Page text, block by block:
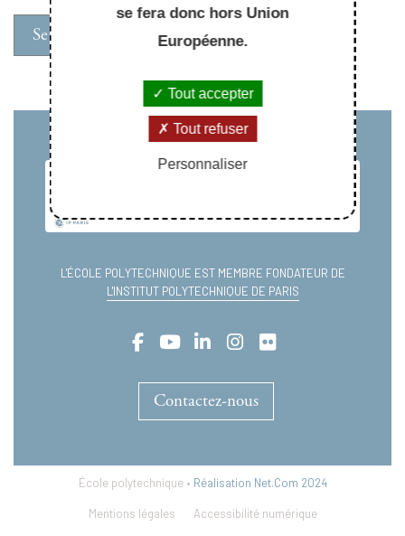
L'ÉCOLE POLYTECHNIQUE EST MEMBRE FONDATEUR DE
L'INSTITUT POLYTECHNIQUE DE PARIS
Contactez-nous
École polytechnique • Réalisation Net.Com 2024
Mentions légales Accessibilité numérique
se fera donc hors Union
Européenne.
Tout accepter
Tout refuser
Personnaliser